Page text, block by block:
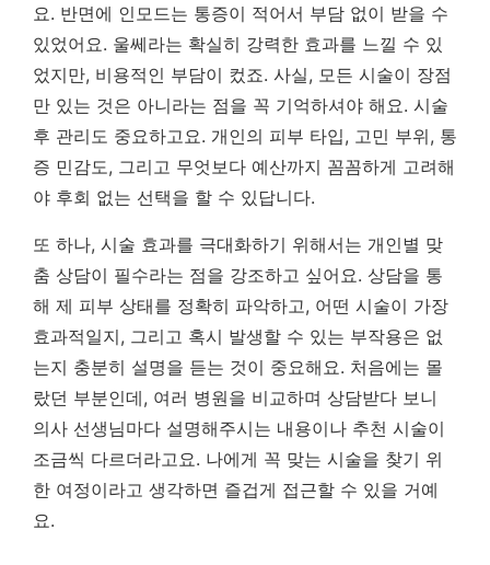
요. 반면에 인모드는 통증이 적어서 부담 없이 받을 수
있었어요. 울쎄라는 확실히 강력한 효과를 느낄 수 있
었지만, 비용적인 부담이 컸죠. 사실, 모든 시술이 장점
만 있는 것은 아니라는 점을 꼭 기억하셔야 해요. 시술
후 관리도 중요하고요. 개인의 피부 타입, 고민 부위, 통
증 민감도, 그리고 무엇보다 예산까지 꼼꼼하게 고려해
야 후회 없는 선택을 할 수 있답니다.
또 하나, 시술 효과를 극대화하기 위해서는 개인별 맞
춤 상담이 필수라는 점을 강조하고 싶어요. 상담을 통
해 제 피부 상태를 정확히 파악하고, 어떤 시술이 가장
효과적일지, 그리고 혹시 발생할 수 있는 부작용은 없
는지 충분히 설명을 듣는 것이 중요해요. 처음에는 몰
랐던 부분인데, 여러 병원을 비교하며 상담받다 보니
의사 선생님마다 설명해주시는 내용이나 추천 시술이
조금씩 다르더라고요. 나에게 꼭 맞는 시술을 찾기 위
한 여정이라고 생각하면 즐겁게 접근할 수 있을 거예
요.